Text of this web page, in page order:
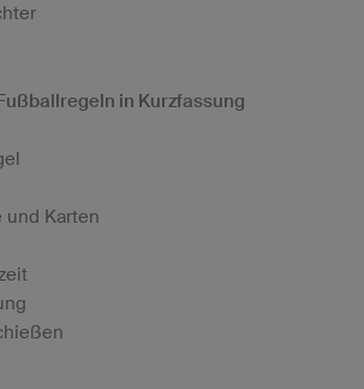
in Kurzfassung
und Karten